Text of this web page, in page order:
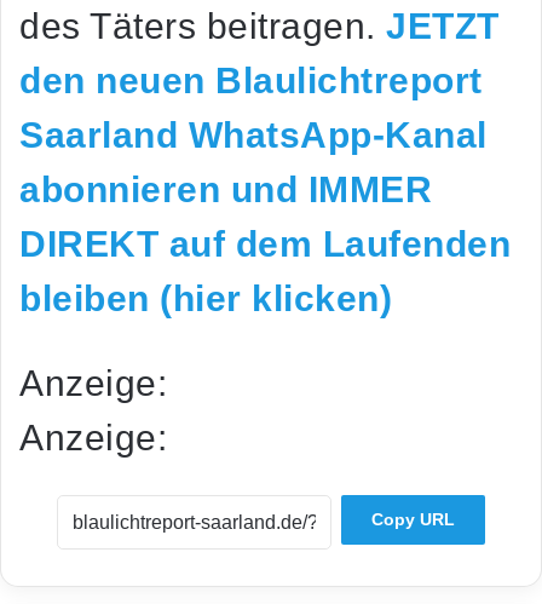
des Täters beitragen. JETZT
den neuen Blaulichtreport
Saarland WhatsApp-Kanal
abonnieren und IMMER
DIREKT auf dem Laufenden
bleiben (hier klicken)
Anzeige:
Anzeige:
Copy URL